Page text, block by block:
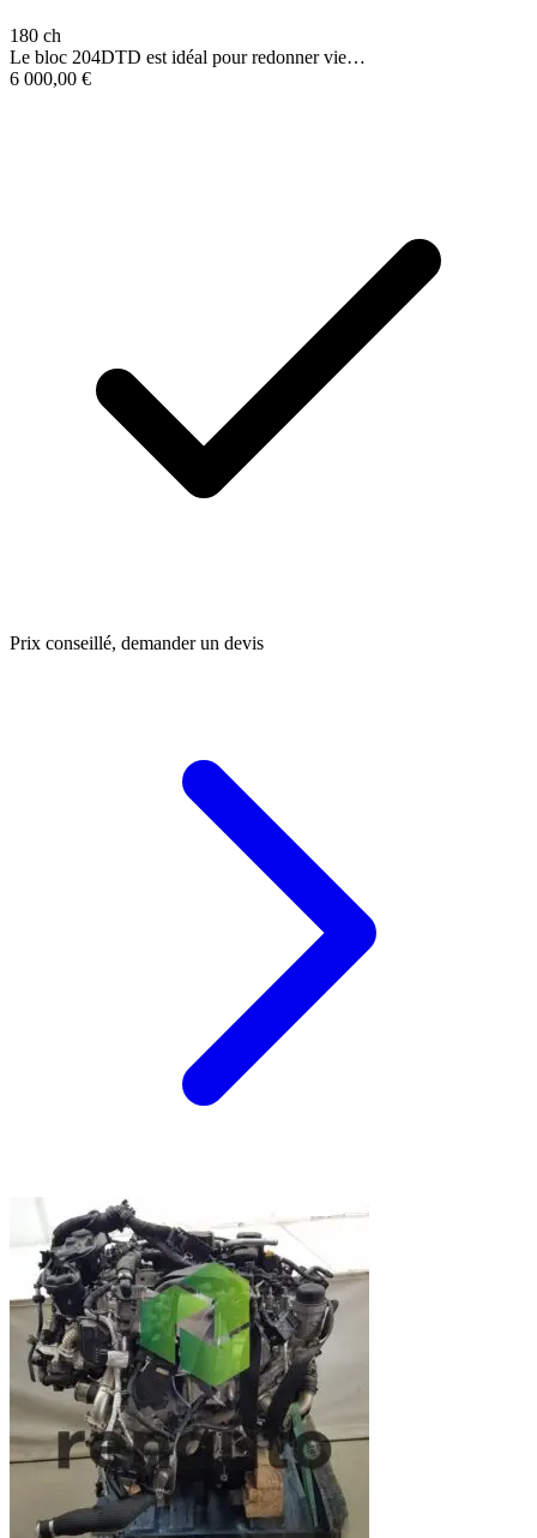
180 ch
Le bloc 204DTD est idéal pour redonner vie…
6 000,00 €
Prix conseillé, demander un devis